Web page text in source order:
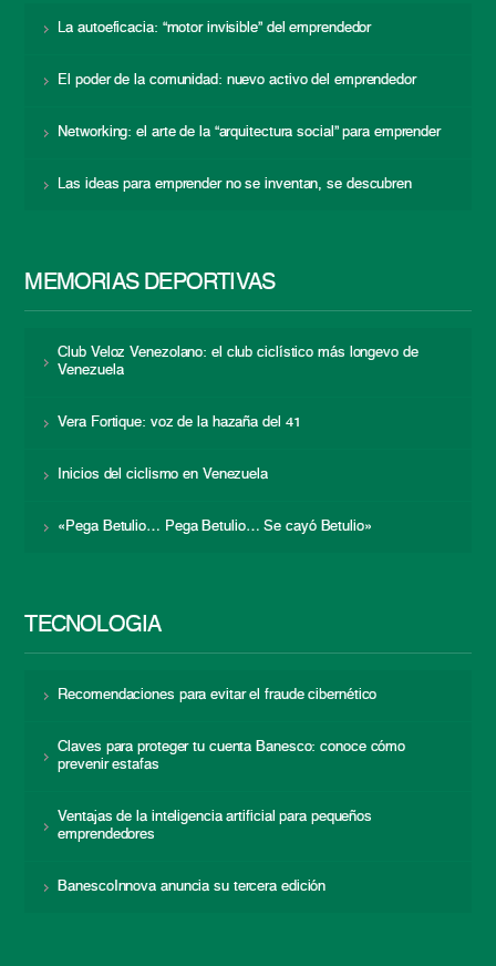
La autoeficacia: “motor invisible” del emprendedor
El poder de la comunidad: nuevo activo del emprendedor
Networking: el arte de la “arquitectura social” para emprender
Las ideas para emprender no se inventan, se descubren
MEMORIAS DEPORTIVAS
Club Veloz Venezolano: el club ciclístico más longevo de
Venezuela
Vera Fortique: voz de la hazaña del 41
Inicios del ciclismo en Venezuela
«Pega Betulio… Pega Betulio… Se cayó Betulio»
TECNOLOGÍA
Recomendaciones para evitar el fraude cibernético
Claves para proteger tu cuenta Banesco: conoce cómo
prevenir estafas
Ventajas de la inteligencia artificial para pequeños
emprendedores
BanescoInnova anuncia su tercera edición